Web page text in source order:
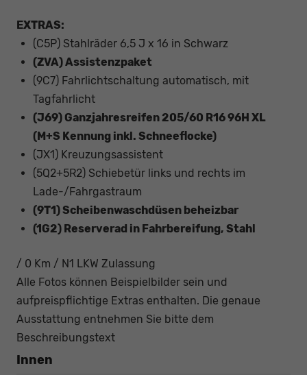
EXTRAS:
(C5P) Stahlräder 6,5 J x 16 in Schwarz
(ZVA) Assistenzpaket
(9C7) Fahrlichtschaltung automatisch, mit
Tagfahrlicht
(J69) Ganzjahresreifen 205/60 R16 96H XL
(M+S Kennung inkl. Schneeflocke)
(JX1) Kreuzungsassistent
(5Q2+5R2) Schiebetür links und rechts im
Lade-/Fahrgastraum
(9T1) Scheibenwaschdüsen beheizbar
(1G2) Reserverad in Fahrbereifung, Stahl
/ 0 Km / N1 LKW Zulassung
Alle Fotos können Beispielbilder sein und
aufpreispflichtige Extras enthalten. Die genaue
Ausstattung entnehmen Sie bitte dem
Beschreibungstext
Innen